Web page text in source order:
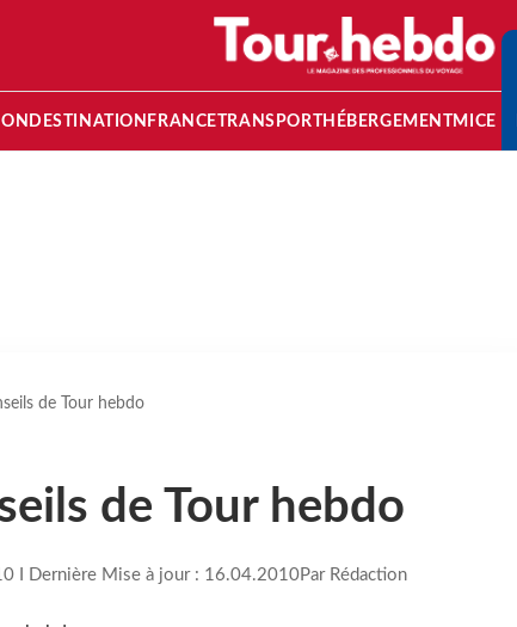
DESTINATION FRANCETRANSPORT HÉBERGEMENTMICE
de Tour hebdo
de Tour hebdo
I Dernière Mise à jour : 16.04.2010Par Rédaction